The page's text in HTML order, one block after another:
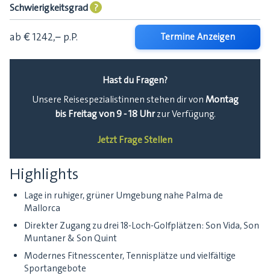
Schwierigkeitsgrad ?
ab € 1242,– p.P. Termine Anzeigen
Hast du Fragen?
Unsere Reisespezialistinnen stehen dir von Montag
bis Freitag von 9 - 18 Uhrzur Verfügung.
Jetzt Frage Stellen
Highlights
Lage in ruhiger, grüner Umgebung nahe Palma de
Mallorca
Direkter Zugang zu drei 18-Loch-Golfplätzen: Son Vida, Son
Muntaner & Son Quint
Modernes Fitnesscenter, Tennisplätze und vielfältige
Sportangebote